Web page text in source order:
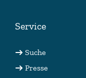
Service
Suche
Presse